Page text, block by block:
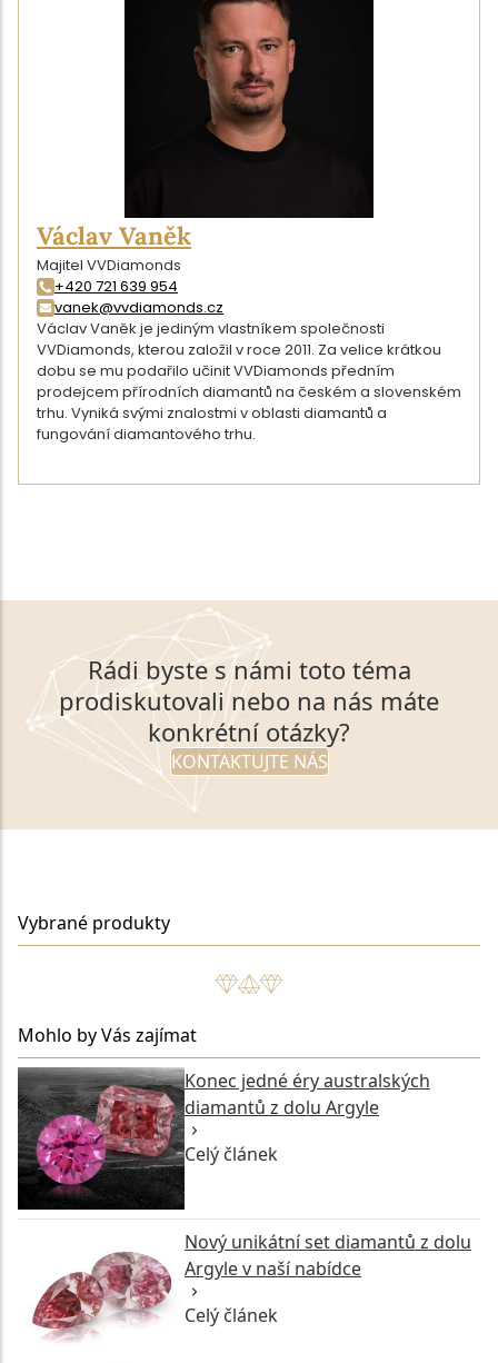
Václav Vaněk
Majitel VVDiamonds
+420 721 639 954
vanek@vvdiamonds.cz
Václav Vaněk je jediným vlastníkem společnosti
VVDiamonds, kterou založil v roce 2011. Za velice krátkou
dobu se mu podařilo učinit VVDiamonds předním
prodejcem přírodních diamantů na českém a slovenském
trhu. Vyniká svými znalostmi v oblasti diamantů a
fungování diamantového trhu.
Rádi byste s námi toto téma
prodiskutovali nebo na nás máte
konkrétní otázky?
KONTAKTUJTE NÁS
Vybrané produkty
Mohlo by Vás zajímat
Konec jedné éry australských
diamantů z dolu Argyle
Celý článek
Nový unikátní set diamantů z dolu
Argyle v naší nabídce
Celý článek